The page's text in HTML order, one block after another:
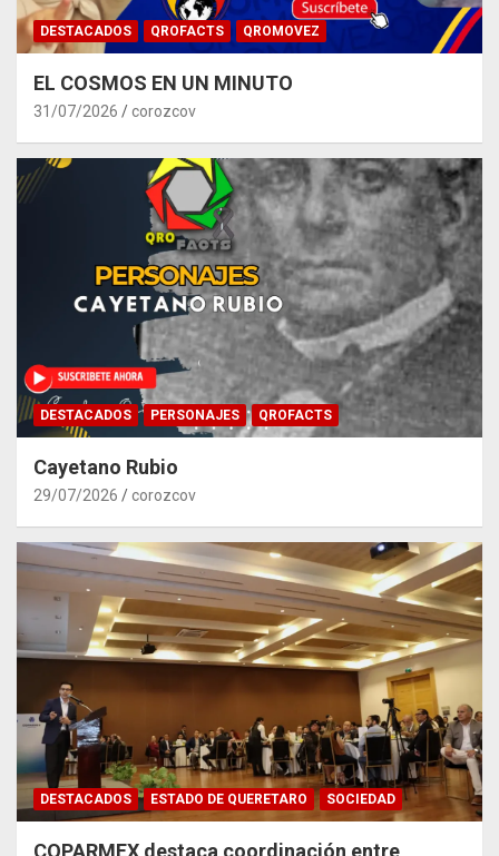
DESTACADOS QROFACTS QROMOVEZ
EL COSMOS EN UN MINUTO
31/07/2026 corozcov
DESTACADOS PERSONAJES QROFACTS
Cayetano Rubio
29/07/2026 corozcov
DESTACADOS ESTADO DE QUERETARO SOCIEDAD
COPARMEX destaca coordinación entre